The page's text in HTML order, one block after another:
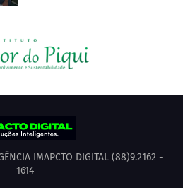
IMAPCTO DIGITAL (88)9.2162 -
1614